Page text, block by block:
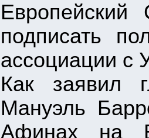
подписать
ассоциации с
Как заявил
Мануэль
Афинах на